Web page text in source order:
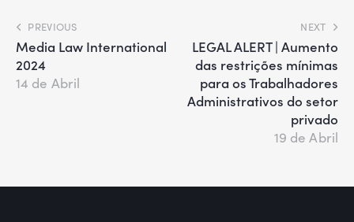
PREVIOUS
Media Law International
2024
14 de Abril
NEXT
LEGAL ALERT | Aumento
das restrições mínimas
para os Trabalhadores
Administrativos do setor
privado
19 de Abril